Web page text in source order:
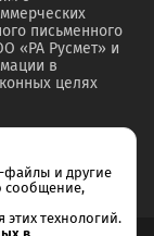
письменного
«РА Русмет» и
в
целях
файлы и другие
сообщение,
технологий.